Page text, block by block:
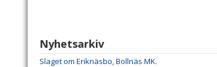
Nyhetsarkiv
Slaget om Eriknäsbo, Bollnäs MK.